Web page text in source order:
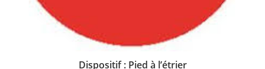
Dispositif : Pied à l’étrier